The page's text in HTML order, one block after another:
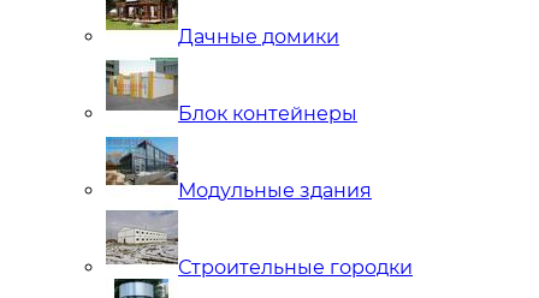
Дачные домики
Блок контейнеры
Модульные здания
Строительные городки